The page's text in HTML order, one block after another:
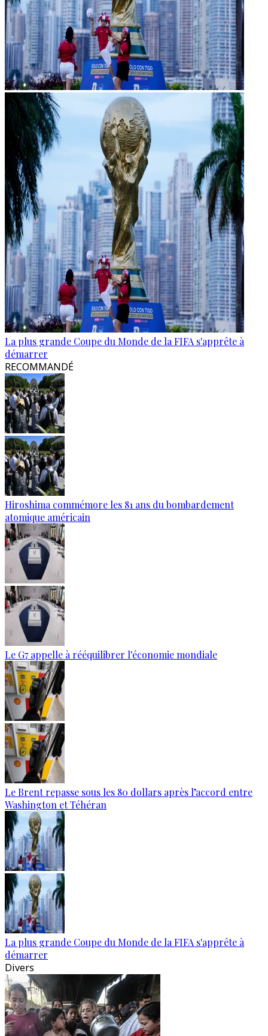
La plus grande Coupe du Monde de la FIFA s'apprête à
démarrer
RECOMMANDÉ
Hiroshima commémore les 81 ans du bombardement
atomique américain
Le G7 appelle à rééquilibrer l'économie mondiale
Le Brent repasse sous les 80 dollars après l’accord entre
Washington et Téhéran
La plus grande Coupe du Monde de la FIFA s'apprête à
démarrer
Divers